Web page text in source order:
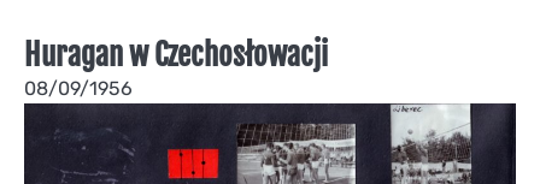
Huragan w Czechosłowacji
08/09/1956